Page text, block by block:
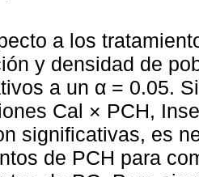
a los
y densidad de
a un α = 0.05.
Cal × PCH,
significativas, es
de PCH para